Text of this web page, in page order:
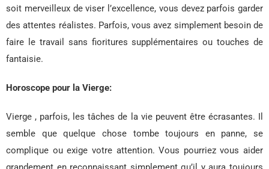
soit merveilleux de viser l’excellence, vous devez parfois garder
des attentes réalistes. Parfois, vous avez simplement besoin de
faire le travail sans fioritures supplémentaires ou touches de
fantaisie.
Horoscope pour la Vierge:
Vierge , parfois, les tâches de la vie peuvent être écrasantes. Il
semble que quelque chose tombe toujours en panne, se
complique ou exige votre attention. Vous pourriez vous aider